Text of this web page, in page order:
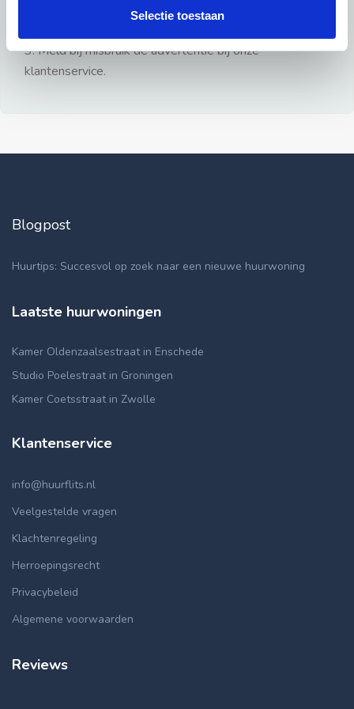
Selectie toestaan
3: Meld bij misbruik de advertentie bij onze
klantenservice.
Blogpost
Huurtips: Succesvol op zoek naar een nieuwe huurwoning
Laatste huurwoningen
Kamer Oldenzaalsestraat in Enschede
Studio Poelestraat in Groningen
Kamer Coetsstraat in Zwolle
Klantenservice
info@huurflits.nl
Veelgestelde vragen
Klachtenregeling
Herroepingsrecht
Privacybeleid
Algemene voorwaarden
Reviews